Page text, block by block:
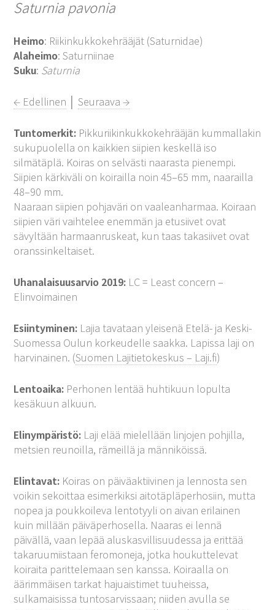
Saturnia pavonia
Heimo: Riikinkukkokehrääjät (Saturnidae)
Alaheimo: Saturniinae
Suku: Saturnia
← Edellinen │Seuraava →
Tuntomerkit: Pikkuriikinkukkokehrääjän kummallakin
sukupuolella on kaikkien siipien keskellä iso
silmätäplä. Koiras on selvästi naarasta pienempi.
Siipien kärkiväli on koirailla noin 45–65 mm, naarailla
48–90 mm.
Naaraan siipien pohjaväri on vaaleanharmaa. Koiraan
siipien väri vaihtelee enemmän ja etusiivet ovat
sävyltään harmaanruskeat, kun taas takasiivet ovat
oranssinkeltaiset.
Uhanalaisuusarvio 2019: LC = Least concern –
Elinvoimainen
Esiintyminen: Lajia tavataan yleisenä Etelä- ja Keski-
Suomessa Oulun korkeudelle saakka. Lapissa laji on
harvinainen. (Suomen Lajitietokeskus – Laji.fi)
Lentoaika: Perhonen lentää huhtikuun lopulta
kesäkuun alkuun.
Elinympäristö: Laji elää mielellään linjojen pohjilla,
metsien reunoilla, rämeillä ja männiköissä.
Elintavat: Koiras on päiväaktiivinen ja lennosta sen
voikin sekoittaa esimerkiksi aitotäpläperhosiin, mutta
nopea ja poukkoileva lentotyyli on aivan erilainen
kuin millään päiväperhosella. Naaras ei lennä
päivällä, vaan lepää aluskasvillisuudessa ja erittää
takaruumiistaan feromoneja, jotka houkuttelevat
koiraita parittelemaan sen kanssa. Koiraalla on
äärimmäisen tarkat hajuaistimet tuuheissa,
sulkamaisissa tuntosarvissaan; niiden avulla se